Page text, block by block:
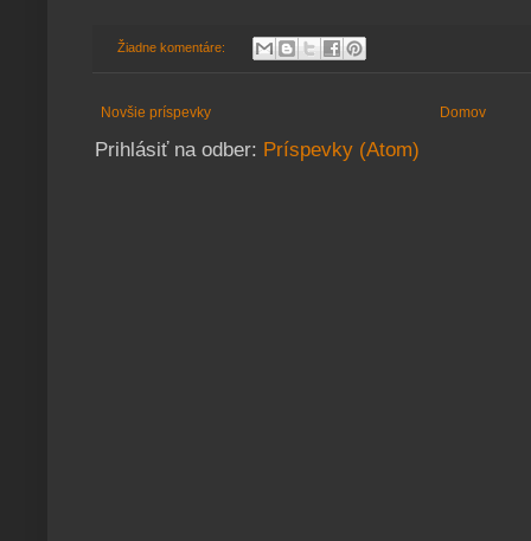
Žiadne komentáre:
Novšie príspevky Domov
Prihlásiť na odber: Príspevky (Atom)